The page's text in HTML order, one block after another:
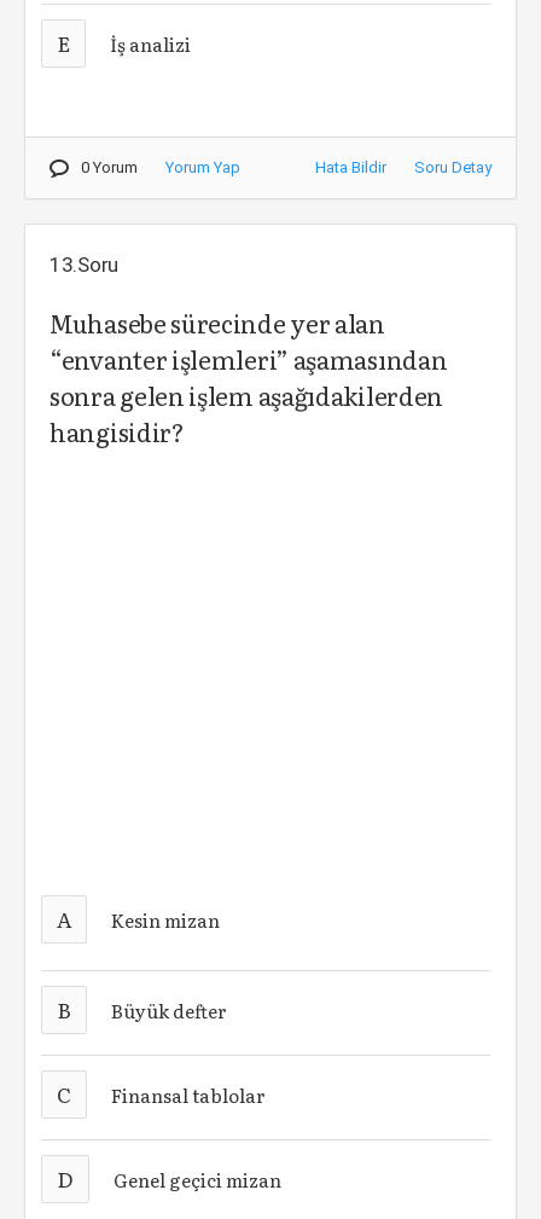
E İş analizi
0 Yorum Yorum Yap Hata Bildir Soru Detay
13.Soru
Muhasebe sürecinde yer alan
“envanter işlemleri” aşamasından
sonra gelen işlem aşağıdakilerden
hangisidir?
A Kesin mizan
B Büyük defter
C Finansal tablolar
D Genel geçici mizan